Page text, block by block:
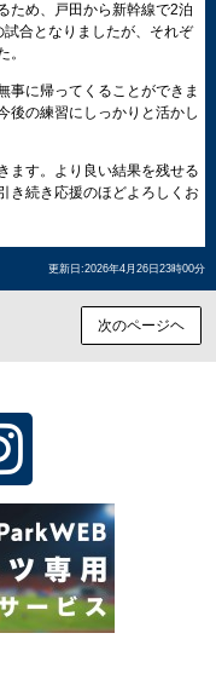
ため、戸田から新幹線で2泊
合となりましたが、それぞ
。
事に帰ってくることができま
後の練習にしっかりと活かし
ます。より良い結果を残せる
き続き応援のほどよろしくお
更新日:2026年4月26日23時00分
次のページヘ